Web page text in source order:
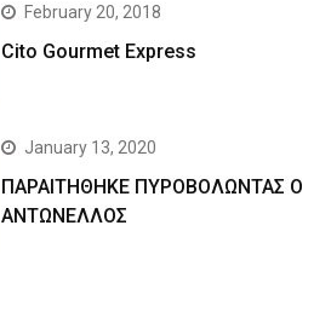
February 20, 2018
Cito Gourmet Express
January 13, 2020
ΠΑΡΑΙΤΗΘΗΚΕ ΠΥΡΟΒΟΛΩΝΤΑΣ Ο
ΑΝΤΩΝΕΛΛΟΣ